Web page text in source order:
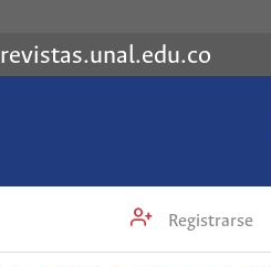
revistas.unal.edu.co
Registrarse